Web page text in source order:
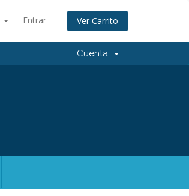
Entrar Ver Carrito
Cuenta